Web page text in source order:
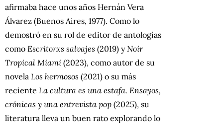
afirmaba hace unos años Hernán Vera
Álvarez (Buenos Aires, 1977). Como lo
demostró en su rol de editor de antologías
como Escritorxs salvajes (2019) yNoir
Tropical Miami (2023), como autor de su
novela Los hermosos (2021) o su más
reciente La cultura es una estafa. Ensayos,
crónicas y una entrevista pop (2025), su
literatura lleva un buen rato explorando lo